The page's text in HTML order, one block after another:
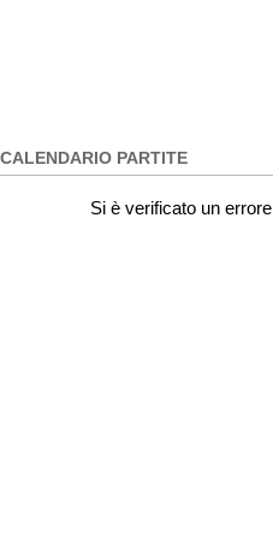
CALENDARIO PARTITE
Si è verificato un errore